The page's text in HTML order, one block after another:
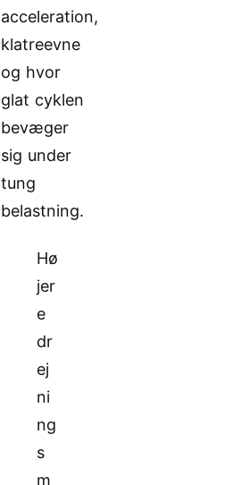
acceleration,
klatreevne
og hvor
glat cyklen
bevæger
sig under
tung
belastning.
Hø
jer
e
dr
ej
ni
ng
s
m